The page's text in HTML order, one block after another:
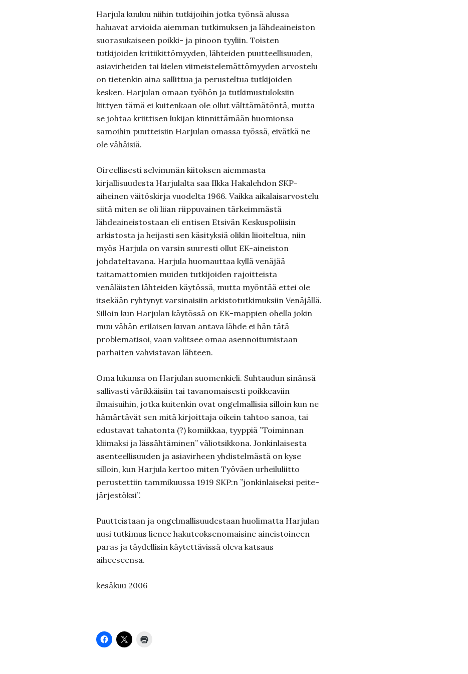
Harjula kuuluu niihin tutkijoihin jotka työnsä alussa
haluavat arvioida aiemman tutkimuksen ja lähdeaineiston
suorasukai­seen poik­ki- ja pinoon tyyliin. Toisten
tutkijoiden kritiikittömyyden, lähteiden puutteel­lisuuden,
asiavirheiden tai kielen viimeistele­mättömyyden arvostelu
on tietenkin aina sallittua ja perusteltua tutkijoiden
kesken. Harjulan omaan työhön ja tutkimustuloksiin
liittyen tämä ei kui­ten­kaan ole ollut välttämätöntä, mutta
se johtaa kriittisen lukijan kiinnittämään huomionsa
samoihin puut­teisiin Harjulan omassa työssä, eivätkä ne
ole vähäisiä.
Oireellisesti selvimmän kiitoksen aiemmasta
kirjallisuudesta Harjulalta saa Ilkka Hakalehdon SKP-
aiheinen väitöskirja vuodelta 1966. Vaikka aikalaisarvostelu
siitä miten se oli liian riippu­vainen tärkeimmästä
lähdeaineistostaan eli entisen Etsivän Kes­kuspoliisin
arkistosta ja heijasti sen käsityksiä olikin liioi­teltua, niin
myös Harjula on varsin suuresti ollut EK-aineiston
johdateltavana. Harjula huomauttaa kyllä venäjää
taitamattomien muiden tutkijoiden rajoitteista
venäläisten lähteiden käytössä, mutta myöntää ettei ole
itsekään ryhtynyt varsinaisiin arkisto­tutkimuksiin Venäjällä.
Silloin kun Harjulan käytössä on EK-mappien ohella jokin
muu vähän erilaisen kuvan antava lähde ei hän tätä
problematisoi, vaan valitsee omaa asennoitumistaan
parhaiten vahvistavan lähteen.
Oma lukunsa on Harjulan suomenkieli. Suhtaudun sinänsä
sallivas­ti värikkäisiin tai tavanomaisesti poikkeaviin
ilmaisuihin, jotka kuitenkin ovat ongelmallisia silloin kun ne
hämärtävät sen mitä kirjoittaja oikein tahtoo sanoa, tai
edustavat tahatonta (?) komiikkaa, tyyppiä ”Toiminnan
kliimaksi ja lässähtäminen” väliot­sikkona. Jonkinlaisesta
asenteellisuuden ja asiavirheen yhdis­tel­mästä on kyse
silloin, kun Harjula kertoo miten Työväen urheilu­liitto
perustettiin tammikuussa 1919 SKP:n ”jonkin­laiseksi peite­
järjestöksi”.
Puutteistaan ja ongelmallisuudestaan huolimatta Harjulan
uusi tutkimus lienee hakuteoksenomaisine aineistoineen
paras ja täy­dellisin käytettävissä oleva katsaus
aiheeseensa.
kesäkuu 2006